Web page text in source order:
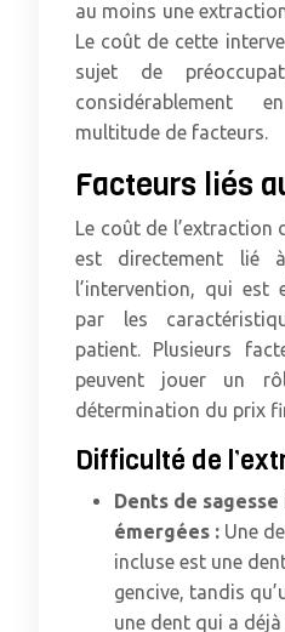
au moins une
Le coût de cette
sujet de
considérablement
multitude de facteurs.
Facteurs liés
Le coût de l’extraction
est directement lié
l’intervention, qui est
par les
patient. Plusieurs
peuvent jouer un
détermination du prix
Difficulté de
Dents de
émergées : Une
incluse est une
gencive, tandis
une dent qui a déjà